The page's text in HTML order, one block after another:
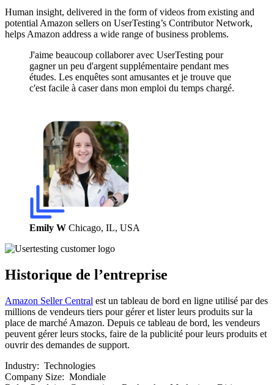
Human insight, delivered in the form of videos from existing and
potential Amazon sellers on UserTesting’s Contributor Network,
helps Amazon address a wide range of business problems.
J'aime beaucoup collaborer avec UserTesting pour
gagner un peu d'argent supplémentaire pendant mes
études. Les enquêtes sont amusantes et je trouve que
c'est facile à caser dans mon emploi du temps chargé.
Emily W Chicago, IL, USA
Historique de l’entreprise
Amazon Seller Central est un tableau de bord en ligne utilisé par des
millions de vendeurs tiers pour gérer et lister leurs produits sur la
place de marché Amazon. Depuis ce tableau de bord, les vendeurs
peuvent gérer leurs stocks, faire de la publicité pour leurs produits et
ouvrir des demandes de support.
Industry: Technologies
Company Size: Mondiale